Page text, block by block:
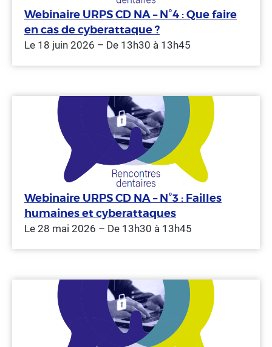
Webinaire URPS CD NA – N°4 : Que faire
en cas de cyberattaque ?
Le 18 juin 2026 – De 13h30 à 13h45
Webinaire URPS CD NA – N°3 : Failles
humaines et cyberattaques
Le 28 mai 2026 – De 13h30 à 13h45